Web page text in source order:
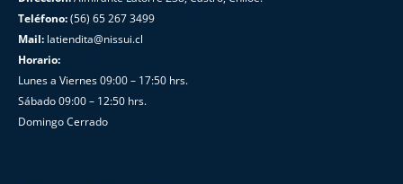
Teléfono:(56) 65 267 3499
Mail: latiendita@nissui.cl
Horario:
Lunes a Viernes 09:00 – 17:50 hrs.
Sábado 09:00 – 12:50 hrs.
Domingo Cerrado